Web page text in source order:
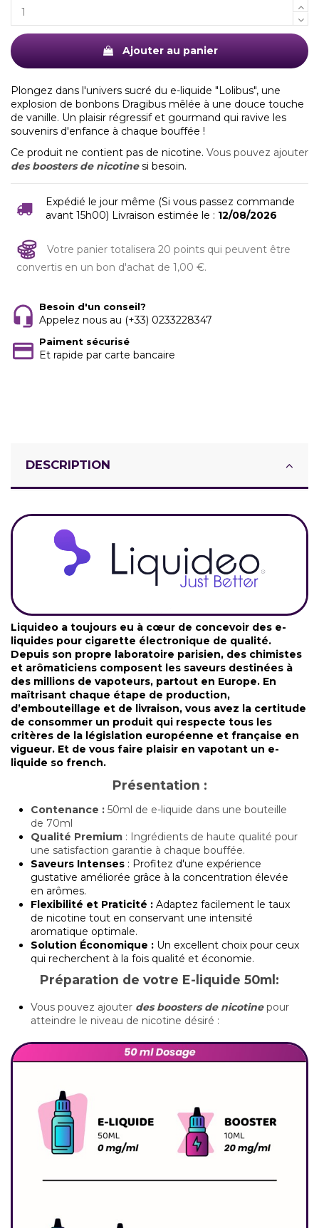
Ajouter au panier
Plongez dans l'univers sucré du e-liquide "Lolibus", une
explosion de bonbons Dragibus mêlée à une douce touche
de vanille. Un plaisir régressif et gourmand qui ravive les
souvenirs d'enfance à chaque bouffée !
Ce produit ne contient pas de nicotine. Vous pouvez ajouter
des boosters de nicotine si besoin.
Expédié le jour même (Si vous passez commande
avant 15h00) Livraison estimée le : 12/08/2026
Votre panier totalisera 20 points qui peuvent être
convertis en un bon d'achat de 1,00 €.
Besoin d'un conseil?
Appelez nous au (+33) 0233228347
Paiment sécurisé
Et rapide par carte bancaire
DESCRIPTION
Liquideo a toujours eu à cœur de concevoir des e-
liquides pour cigarette électronique de qualité.
Depuis son propre laboratoire parisien, des chimistes
et arômaticiens composent les saveurs destinées à
des millions de vapoteurs, partout en Europe. En
maîtrisant chaque étape de production,
d’embouteillage et de livraison, vous avez la certitude
de consommer un produit qui respecte tous les
critères de la législation européenne et française en
vigueur. Et de vous faire plaisir en vapotant un e-
liquide so french.
Présentation :
Contenance : 50ml de e-liquide dans une bouteille
de 70ml
Qualité Premium : Ingrédients de haute qualité pour
une satisfaction garantie à chaque bouffée.
Saveurs Intenses : Profitez d'une expérience
gustative améliorée grâce à la concentration élevée
en arômes.
Flexibilité et Praticité : Adaptez facilement le taux
de nicotine tout en conservant une intensité
aromatique optimale.
Solution Économique : Un excellent choix pour ceux
qui recherchent à la fois qualité et économie.
Préparation de votre E-liquide 50ml:
Vous pouvez ajouter des boosters de nicotinepour
atteindre le niveau de nicotine désiré :